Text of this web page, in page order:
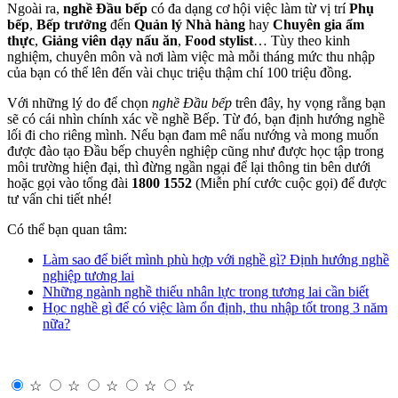
Ngoài ra, nghề Đầu bếp có đa dạng cơ hội việc làm từ vị tríPhụ
bếp, Bếp trưởng đến Quản lý Nhà hàng hay Chuyên gia ẩm
thực, Giảng viên dạy nấu ăn, Food stylist… Tùy theo kinh
nghiệm, chuyên môn và nơi làm việc mà mỗi tháng mức thu nhập
của bạn có thể lên đến vài chục triệu thậm chí 100 triệu đồng.
Với những lý do để chọn nghề Đầu bếp trên đây, hy vọng rằng bạn
sẽ có cái nhìn chính xác về nghề Bếp. Từ đó, bạn định hướng nghề
lối đi cho riêng mình. Nếu bạn đam mê nấu nướng và mong muốn
được đào tạo Đầu bếp chuyên nghiệp cũng như được học tập trong
môi trường hiện đại, thì đừng ngần ngại để lại thông tin bên dưới
hoặc gọi vào tổng đài 1800 1552 (Miễn phí cước cuộc gọi) để được
tư vấn chi tiết nhé!
Có thể bạn quan tâm:
Làm sao để biết mình phù hợp với nghề gì? Định hướng nghề
nghiệp tương lai
Những ngành nghề thiếu nhân lực trong tương lai cần biết
Học nghề gì để có việc làm ổn định, thu nhập tốt trong 3 năm
nữa?
☆ ☆ ☆ ☆ ☆